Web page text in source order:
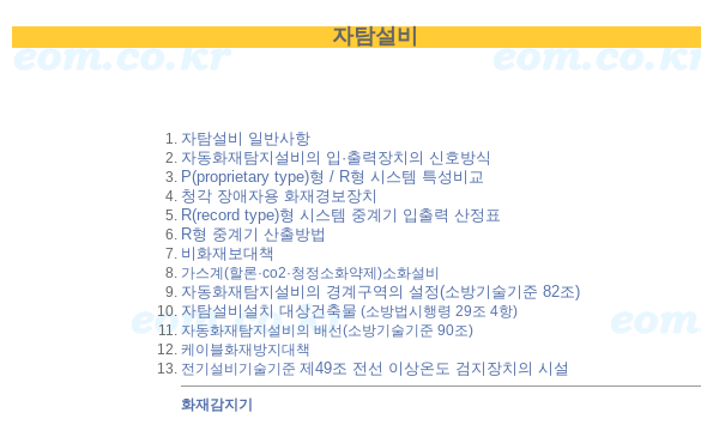
자탐설비
자탐설비 일반사항
자동화재탐지설비의 입·출력장치의 신호방식
P(proprietary type)형 / R형 시스템 특성비교
청각 장애자용 화재경보장치
R(record type)형 시스템 중계기 입출력 산정표
R형 중계기 산출방법
비화재보대책
가스계(할론·co2·청정소화약제)소화설비
자동화재탐지설비의 경계구역의 설정(소방기술기준 82조)
자탐설비설치 대상건축물 (소방법시행령 29조 4항)
자동화재탐지설비의 배선(소방기술기준 90조)
케이블화재방지대책
전기설비기술기준 제49조 전선 이상온도 검지장치의 시설
화재감지기